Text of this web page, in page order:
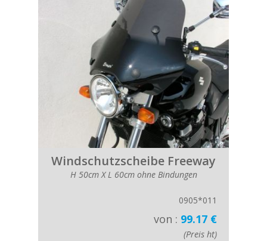
Windschutzscheibe Freeway
H 50cm X L 60cm ohne Bindungen
0905*011
von : 99.17 €
(Preis ht)